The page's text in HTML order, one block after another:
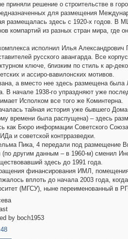
приняли решение о строительстве в
для размещения
размещалась здесь с 1920-х годов. В
компартий из разных стран мира, где
исполнил Илья Александрович
русского авангарда. Все
ключе, близким по стиль к ар-
и ассиро-вавилонских мотивов.
а вместо нее здесь размещена была
В начале 1938-го упраздняют уже
Исполком все того же Коминтерна.
тайная история уже бывшего Дома
времени была распущена) – здесь
как Бюро информации Советского
и советской контрразведки.
Пика, 4 передали под размещение
другим данным – в 1960-м) сменил
здесь до 1991 года.
финансирования ИМЛ,
вплоть до начала 2003 года,
(МГСУ), ныне переименованный в
by boch1953